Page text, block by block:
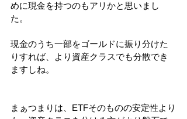
めに現金を持つのもアリかと思いまし
た。
現金のうち一部をゴールドに振り分けた
りすれば、より資産クラスでも分散でき
ますしね。
まぁつまりは、ETFそのものの安定性より